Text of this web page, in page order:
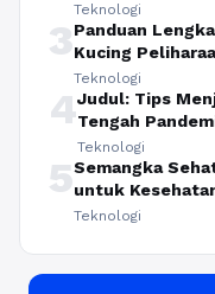
Teknologi
3Panduan
Kucing
Teknologi
4Judul: Tips
Tengah
Teknologi
5Semangka
untuk
Teknologi